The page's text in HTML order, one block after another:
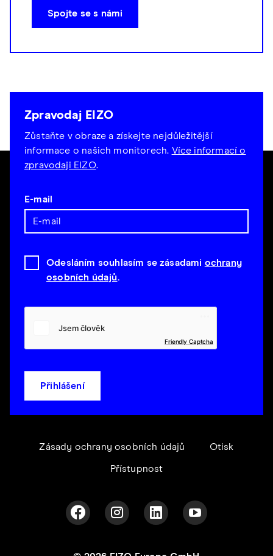
Spojte se s námi
Zpravodaj EIZO
Zůstaňte v obraze a získejte nejdůležitější
informace o našich monitorech. Více informací o
zpravodaji EIZO.
E-mail
Odesláním souhlasím se zásadami ochrany
osobních údajů.
Friendly Captcha
Přihlášení
Zásady ochrany osobních údajů Otisk
Přístupnost